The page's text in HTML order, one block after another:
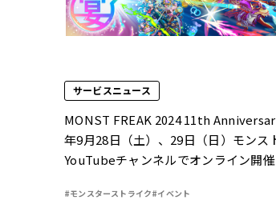
サービスニュース
MONST FREAK 2024 11th
年9月28日（土）、29日（日）モンス
YouTubeチャンネルでオンライン開催
#モンスターストライク#イベント